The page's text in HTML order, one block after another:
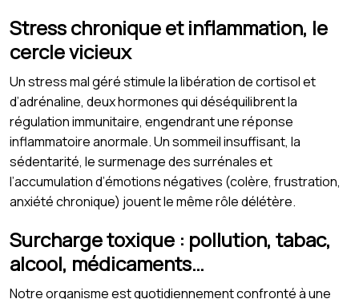
Stress chronique et inflammation, le
cercle vicieux
Un stress mal géré stimule la libération de cortisol et
d’adrénaline, deux hormones qui déséquilibrent la
régulation immunitaire, engendrant une réponse
inflammatoire anormale. Un sommeil insuffisant, la
sédentarité, le surmenage des surrénales et
l’accumulation d’émotions négatives (colère, frustration,
anxiété chronique) jouent le même rôle délétère.
Surcharge toxique : pollution, tabac,
alcool, médicaments…
Notre organisme est quotidiennement confronté à une